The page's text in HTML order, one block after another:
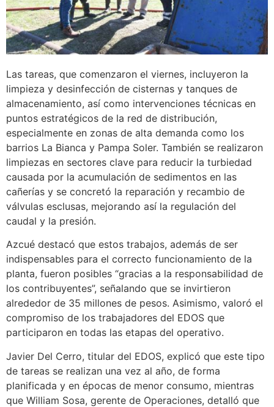
Las tareas, que comenzaron el viernes, incluyeron la
limpieza y desinfección de cisternas y tanques de
almacenamiento, así como intervenciones técnicas en
puntos estratégicos de la red de distribución,
especialmente en zonas de alta demanda como los
barrios La Bianca y Pampa Soler. También se realizaron
limpiezas en sectores clave para reducir la turbiedad
causada por la acumulación de sedimentos en las
cañerías y se concretó la reparación y recambio de
válvulas esclusas, mejorando así la regulación del
caudal y la presión.
Azcué destacó que estos trabajos, además de ser
indispensables para el correcto funcionamiento de la
planta, fueron posibles “gracias a la responsabilidad de
los contribuyentes”, señalando que se invirtieron
alrededor de 35 millones de pesos. Asimismo, valoró el
compromiso de los trabajadores del EDOS que
participaron en todas las etapas del operativo.
Javier Del Cerro, titular del EDOS, explicó que este tipo
de tareas se realizan una vez al año, de forma
planificada y en épocas de menor consumo, mientras
que William Sosa, gerente de Operaciones, detalló que